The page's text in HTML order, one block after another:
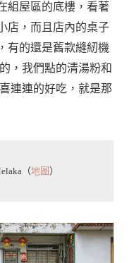
組屋區的底樓，看著
店，而且店內的桌子
有的還是舊款縫紉機
，我們點的清湯粉和
連連的好吃，就是那
（地圖 ）